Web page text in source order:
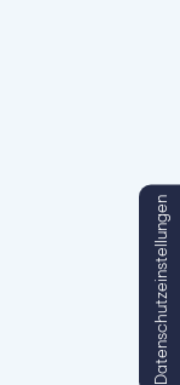
Datenschutzeinstellungen